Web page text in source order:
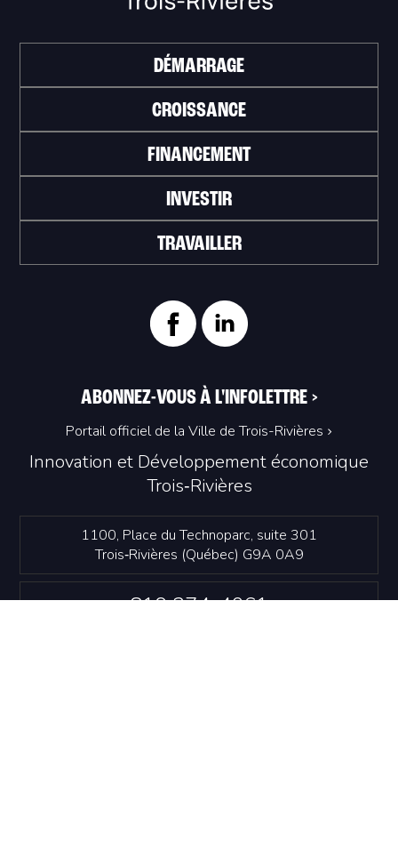
Innovation et Développement économique
Trois‑Rivières
1100, Place du Technoparc, suite 301
Trois‑Rivières (Québec) G9A 0A9
819 374-4061
DÉMARRAGE
CROISSANCE
FINANCEMENT
INVESTIR
TRAVAILLER
ABONNEZ-VOUS À L'INFOLETTRE >
Portail officiel de la Ville de Trois-Rivières